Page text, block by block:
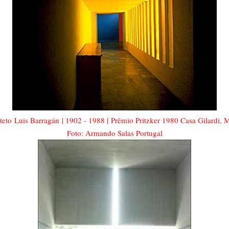
Luis Barragán | 1902 - 1988 | Prêmio Pritzker 1980 Casa Gilardi,
Foto: Armando Salas Portugal